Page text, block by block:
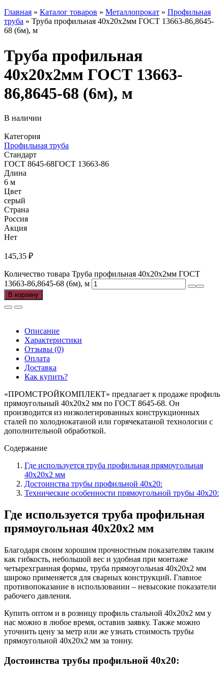
Главная » Каталог товаров » Металлопрокат » Профильная
труба » Труба профильная 40х20х2мм ГОСТ 13663-86,8645-
68 (6м), м
Труба профильная
40х20х2мм ГОСТ 13663-
86,8645-68 (6м), м
В наличии
Категория
Профильная труба
Стандарт
ГОСТ 8645-68ГОСТ 13663-86
Длина
6 м
Цвет
серый
Страна
Россия
Акция
Нет
145,35 ₽
Количество товара Труба профильная 40х20х2мм ГОСТ
13663-86,8645-68 (6м), м
В корзину
Описание
Характеристики
Отзывы (0)
Оплата
Доставка
Как купить?
«ПРОМСТРОЙКОМПЛЕКТ» предлагает к продаже профиль
прямоугольный 40х20х2 мм по ГОСТ 8645-68. Он
производится из низколегированных конструкционных
сталей по холоднокатаной или горячекатаной технологии с
дополнительной обработкой.
Содержание
Где используется труба профильная прямоугольная
40х20х2 мм
Достоинства трубы профильной 40х20:
Технические особенности прямоугольной трубы 40х20:
Где используется труба профильная
прямоугольная 40х20х2 мм
Благодаря своим хорошим прочностным показателям таким
как гибкость, небольшой вес и удобная при монтаже
четырехгранная формы, труба прямоугольная 40х20х2 мм
широко применяется для сварных конструкций. Главное
противопоказание в использовании – невысокие показатели
рабочего давления.
Купить оптом и в розницу профиль стальной 40х20х2 мм у
нас можно в любое время, оставив заявку. Также можно
уточнить цену за метр или же узнать стоимость трубы
прямоугольной 40х20х2 мм за тонну.
Достоинства трубы профильной 40х20: